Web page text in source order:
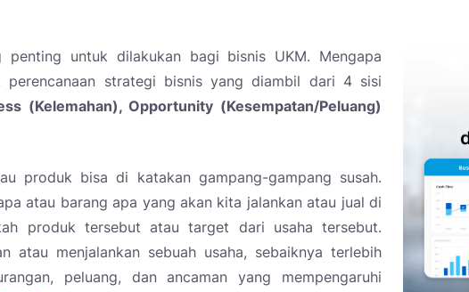
penting untuk dilakukan bagi bisnis UKM. Mengapa
perencanaan strategi bisnis yang diambil dari 4 sisi
(Kelemahan), Opportunity (Kesempatan/Peluang)
produk bisa di katakan gampang-gampang susah.
atau barang apa yang akan kita jalankan atau jual di
produk tersebut atau target dari usaha tersebut.
atau menjalankan sebuah usaha, sebaiknya terlebih
peluang, dan ancaman yang mempengaruhi